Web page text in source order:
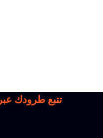
تتبع طرودك عبر